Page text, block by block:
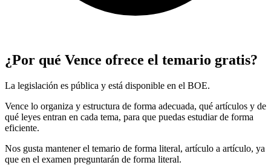
¿Por qué Vence ofrece el temario gratis?
La legislación es pública y está disponible en el BOE.
Vence lo organiza y estructura de forma adecuada, qué artículos y de
qué leyes entran en cada tema, para que puedas estudiar de forma
eficiente.
Nos gusta mantener el temario de forma literal, artículo a artículo, ya
que en el examen preguntarán de forma literal.